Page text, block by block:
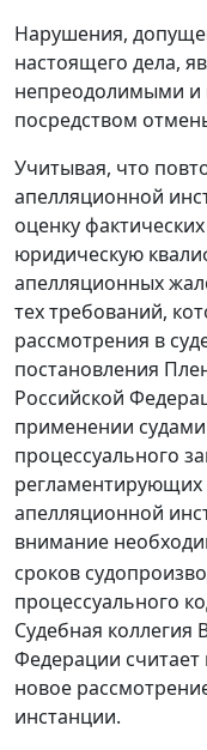
Нарушения,
настоящего дела,
непреодолимыми и
посредством
Учитывая, что
апелляционной
оценку
юридическую
апелляционных
тех требований,
рассмотрения в
постановления
Российской
применении
процессуального
регламентирующих
апелляционной
внимание
сроков
процессуального
Судебная коллегия
Федерации
новое
инстанции.